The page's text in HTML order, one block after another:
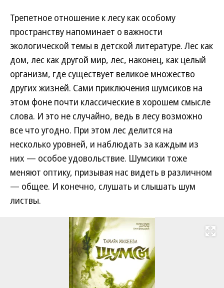
Трепетное отношение к лесу как особому
пространству напоминает о важности
экологической темы в детской литературе. Лес как
дом, лес как другой мир, лес, наконец, как целый
организм, где существует великое множество
других жизней. Сами приключения шумсиков на
этом фоне почти классические в хорошем смысле
слова. И это не случайно, ведь в лесу возможно
все что угодно. При этом лес делится на
несколько уровней, и наблюдать за каждым из
них — особое удовольствие. Шумсики тоже
меняют оптику, призывая нас видеть в различном
— общее. И конечно, слушать и слышать шум
листвы.
Развернуть